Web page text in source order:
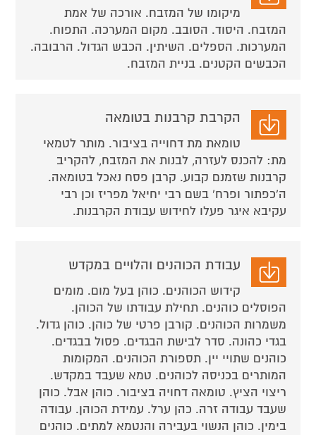
מיקומו של המזבח. אורכה של אמת
המזבח. היסוד. הסובב. מקום המערכה. התפוח.
המערכות. הספלים. השיתין. הכבש הגדול. הרבובה.
הכבשים הקטנים. בניית המזבח.
הקרבת קרבנות בטומאה
טומאת מת דחוייה בציבור. מותר לטמאי
מת: להכנס לעזרה, לבנות את המזבח, להקריב
קרבנות שזמנם קבוע. קרבן פסח נאכל בטומאה.
ה'כפתור ופרח' בשם רבי יחיאל מפריז וכן רבי
עקיבא איגר פעלו לחידוש עבודת הקרבנות.
עבודת הכוהנים והלויים במקדש
קידוש הכוהנים. כוהן בעל מום. מומים
הפוסלים כוהנים. תחילת עבודתו של הכוהן.
משמרות הכוהנים. קורבן פרטי של כוהן. כוהן גדול.
בגדי כהונה. סדר לבישת הבגדים. פסול בבגדים.
כוהנים שתויי יין. תספורת הכוהנים. המקומות
המותרים בכניסה לכוהנים. טמא שעבד במקדש.
ריצוי הציץ. טומאה דחויה בציבור. כוהן אבל. כוהן
שעבד עבודה זרה. כהן ערל. עמידת הכוהן. עבודה
בימין. כוהן הנשוי בעבירה והנטמא למתים. כוהנים